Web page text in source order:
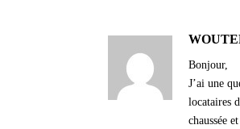
Bonjour,
J’ai une
locataires
chaussée